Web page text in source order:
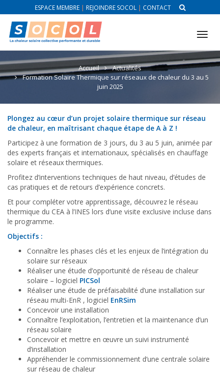
ESPACE MEMBRE| REJOINDRE SOCOL| CONTACT
Accueil
Actualités
Formation Solaire Thermique sur réseaux de chaleur du 3 au 5
juin 2025
Plongez au cœur d’un projet solaire thermique sur réseau
de chaleur, en maîtrisant chaque étape de A à Z !
Participez à une formation de 3 jours, du 3 au 5 juin, animée par
des experts français et internationaux, spécialisés en chauffage
solaire et réseaux thermiques.
Profitez d’interventions techniques de haut niveau, d’études de
cas pratiques et de retours d’expérience concrets.
Et pour compléter votre apprentissage, découvrez le réseau
thermique du CEA à l’INES lors d’une visite exclusive incluse dans
le programme.
Objectifs :
Connaître les phases clés et les enjeux de l’intégration du
solaire sur réseaux
Réaliser une étude d’opportunité de réseau de chaleur
solaire – logiciel PICSol
Réaliser une étude de préfaisabilité d’une installation sur
réseau multi-EnR , logiciel EnRSim
Concevoir une installation
Connaître l’exploitation, l’entretien et la maintenance d’un
réseau solaire
Concevoir et mettre en œuvre un suivi instrumenté
d’installation
Appréhender le commissionnement d’une centrale solaire
sur réseau de chaleur